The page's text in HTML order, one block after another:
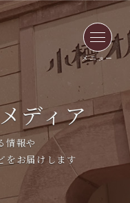
メニュー
ディア
情報や
をお届けします